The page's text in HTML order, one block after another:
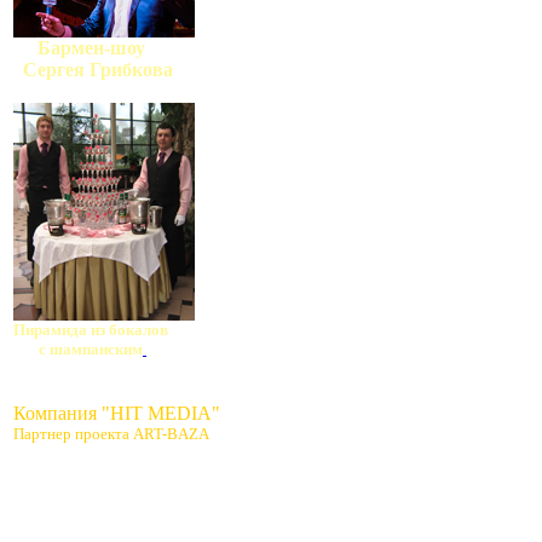
Бармен-шоу
Сергея Грибкова
Пирамида из бокалов
с шампанским
Компания "HIT MEDIA"
Партнер проекта ART-BAZA